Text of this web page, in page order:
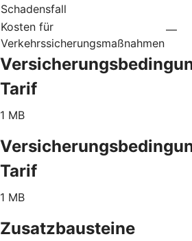
Schadensfall
Kosten für
Verkehrssicherungsmaßnahmen
—
Tarif
1 MB
Tarif
1 MB
Zusatzbausteine